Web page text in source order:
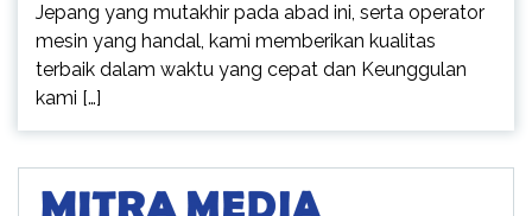
Jepang yang mutakhir pada abad ini, serta operator
mesin yang handal, kami memberikan kualitas
terbaik dalam waktu yang cepat dan Keunggulan
kami […]